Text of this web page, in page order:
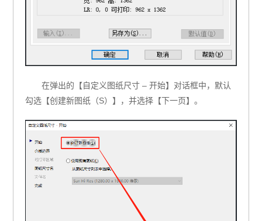
在弹出的【自定义图纸尺寸 – 开始】对话框中，默认
勾选【创建新图纸（S）】，并选择【下一页】。